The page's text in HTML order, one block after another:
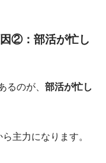
因②：部活が忙し
るのが、 部活が忙し
主力になります。